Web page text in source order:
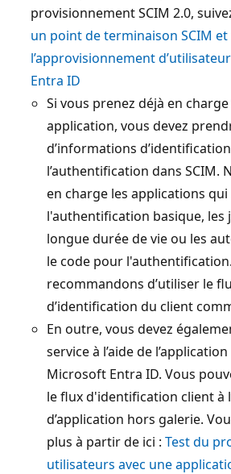
provisionnement SCIM 2.0,
un point de terminaison SCIM
l’approvisionnement
Entra ID
Si vous prenez déjà en
application, vous devez
d’informations
l’authentification dans SCIM.
en charge les applications
l'authentification basique, les
longue durée de vie ou les
le code pour
recommandons d’utiliser le
d’identification du client
En outre, vous devez
service à l’aide de
Microsoft Entra ID. Vous
le flux d'identification client à
d’application hors galerie.
plus à partir de ici : Test du
utilisateurs avec une